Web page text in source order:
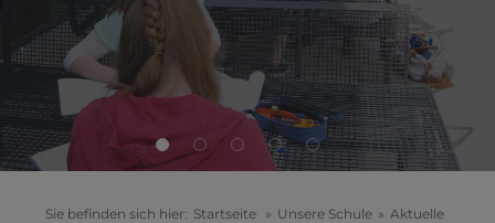
Sie befinden sich hier: Startseite » Unsere Schule » Aktuelle